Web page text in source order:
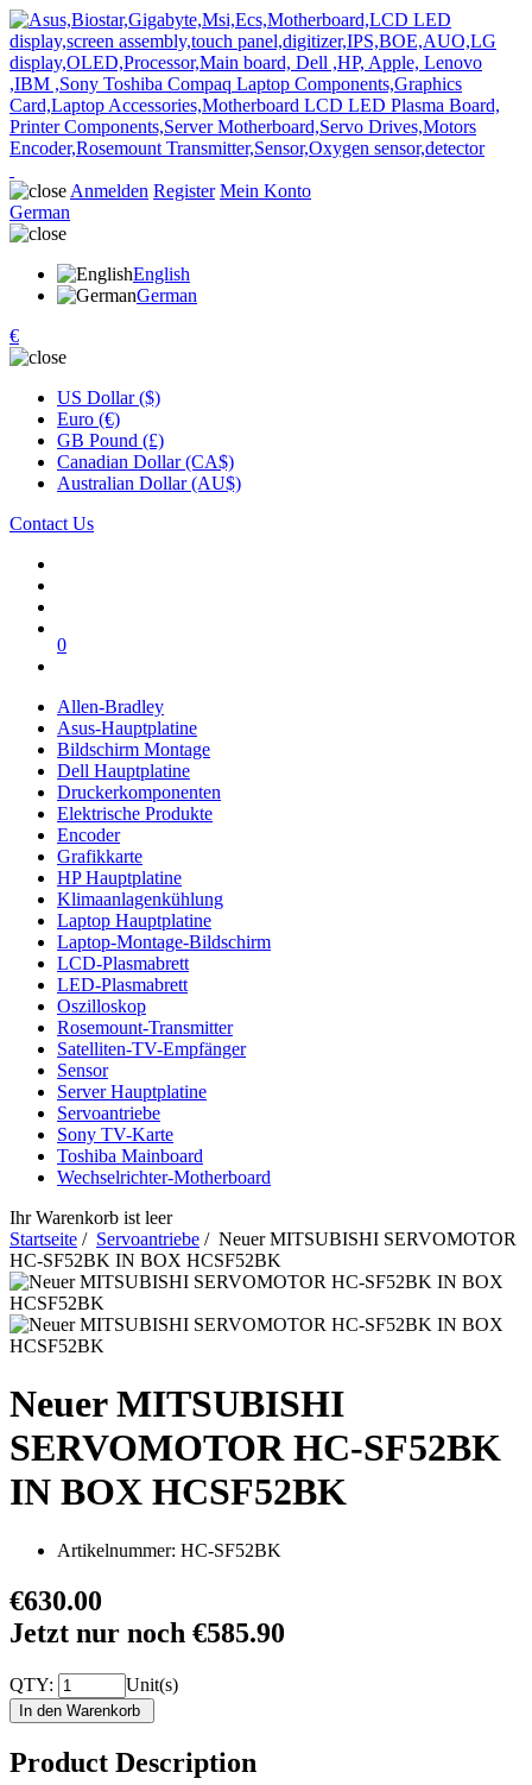
Anmelden Register Mein Konto
German
English
German
€
US Dollar ($)
Euro (€)
GB Pound (£)
Canadian Dollar (CA$)
Australian Dollar (AU$)
Contact Us
0
Allen-Bradley
Asus-Hauptplatine
Bildschirm Montage
Dell Hauptplatine
Druckerkomponenten
Elektrische Produkte
Encoder
Grafikkarte
HP Hauptplatine
Klimaanlagenkühlung
Laptop Hauptplatine
Laptop-Montage-Bildschirm
LCD-Plasmabrett
LED-Plasmabrett
Oszilloskop
Rosemount-Transmitter
Satelliten-TV-Empfänger
Sensor
Server Hauptplatine
Servoantriebe
Sony TV-Karte
Toshiba Mainboard
Wechselrichter-Motherboard
Ihr Warenkorb ist leer
Startseite / Servoantriebe / Neuer MITSUBISHI SERVOMOTOR
HC-SF52BK IN BOX HCSF52BK
Neuer MITSUBISHI
SERVOMOTOR HC-SF52BK
IN BOX HCSF52BK
Artikelnummer: HC-SF52BK
€630.00
Jetzt nur noch €585.90
QTY: Unit(s)
Product Description